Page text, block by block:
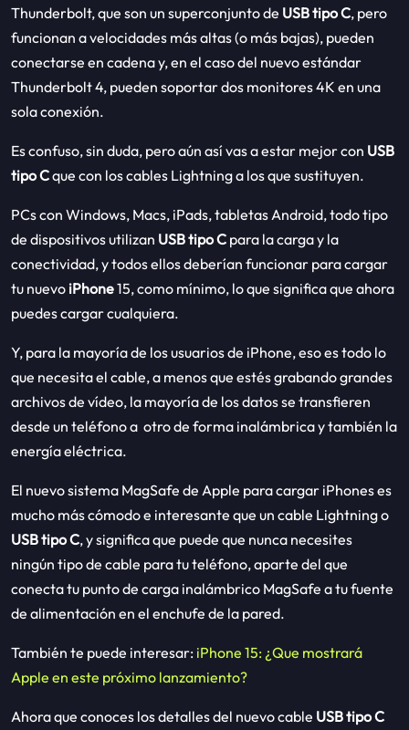
Thunderbolt, que son un superconjunto de USB tipo C, pero
funcionan a velocidades más altas (o más bajas), pueden
conectarse en cadena y, en el caso del nuevo estándar
Thunderbolt 4, pueden soportar dos monitores 4K en una
sola conexión.
Es confuso, sin duda, pero aún así vas a estar mejor con USB
tipo Cque con los cables Lightning a los que sustituyen.
PCs con Windows, Macs, iPads, tabletas Android, todo tipo
de dispositivos utilizan USB tipo C para la carga y la
conectividad, y todos ellos deberían funcionar para cargar
tu nuevo iPhone15, como mínimo, lo que significa que ahora
puedes cargar cualquiera.
Y, para la mayoría de los usuarios de iPhone, eso es todo lo
que necesita el cable, a menos que estés grabando grandes
archivos de vídeo, la mayoría de los datos se transfieren
desde un teléfono a otro de forma inalámbrica y también la
energía eléctrica.
El nuevo sistema MagSafe de Apple para cargar iPhones es
mucho más cómodo e interesante que un cable Lightning o
USB tipo C, y significa que puede que nunca necesites
ningún tipo de cable para tu teléfono, aparte del que
conecta tu punto de carga inalámbrico MagSafe a tu fuente
de alimentación en el enchufe de la pared.
También te puede interesar: iPhone 15: ¿Que mostrará
Apple en este próximo lanzamiento?
Ahora que conoces los detalles del nuevo cable USB tipo C